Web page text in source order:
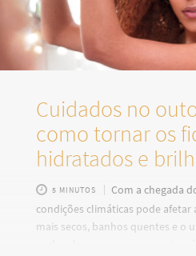
Cuidados no
como tornar os
hidratados e
5 MINUTOS
Com a chegada
condições climáticas pode afetar
mais secos, banhos quentes e o
podem levar ao ressecamento e